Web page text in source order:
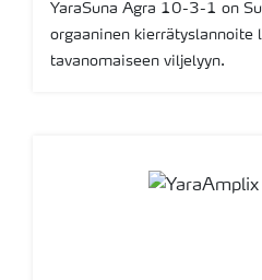
YaraSuna Agra 10-3-1 on
orgaaninen kierrätyslannoite
tavanomaiseen viljelyyn.